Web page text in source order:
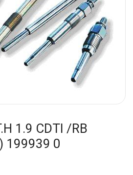
1.9 CDTI /RB
199939 0